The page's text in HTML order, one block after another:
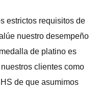
estrictos requisitos de
nuestro desempeño
de platino es
clientes como
de que asumimos